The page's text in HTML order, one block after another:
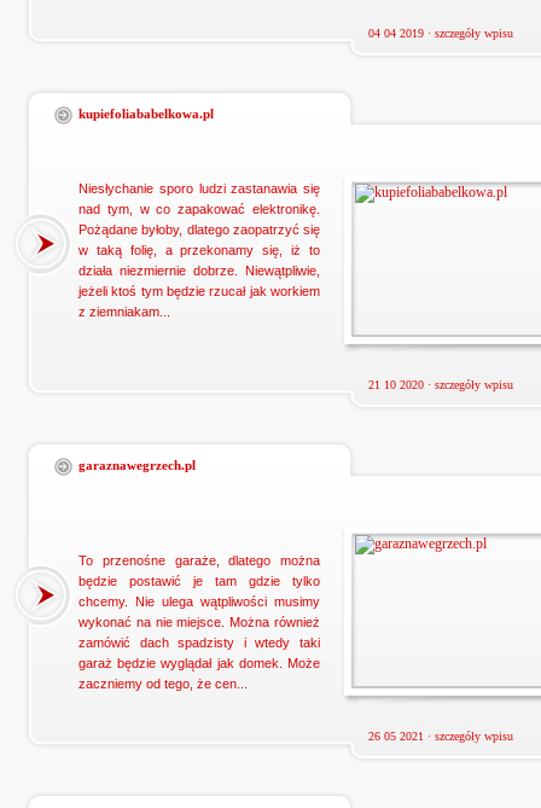
04 04 2019 · szczegóły wpisu
kupiefoliababelkowa.pl
Niesłychanie sporo ludzi zastanawia się
nad tym, w co zapakować elektronikę.
Pożądane byłoby, dlatego zaopatrzyć się
w taką folię, a przekonamy się, iż to
działa niezmiernie dobrze. Niewątpliwie,
jeżeli ktoś tym będzie rzucał jak workiem
z ziemniakam...
21 10 2020 · szczegóły wpisu
garaznawegrzech.pl
To przenośne garaże, dlatego można
będzie postawić je tam gdzie tylko
chcemy. Nie ulega wątpliwości musimy
wykonać na nie miejsce. Można również
zamówić dach spadzisty i wtedy taki
garaż będzie wyglądał jak domek. Może
zaczniemy od tego, że cen...
26 05 2021 · szczegóły wpisu